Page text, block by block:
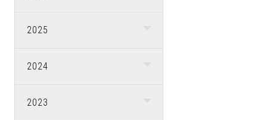
2025
2024
2023